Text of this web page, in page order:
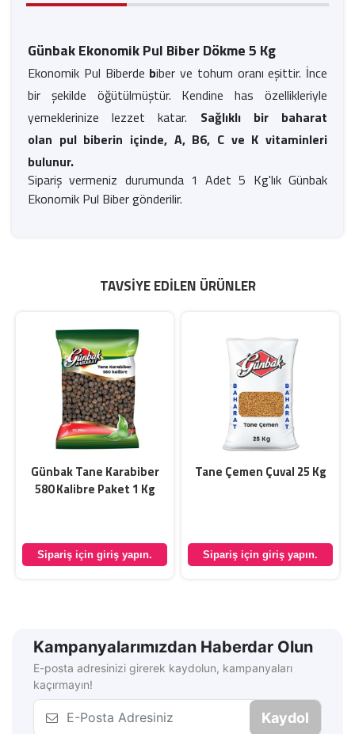
Günbak Ekonomik Pul Biber Dökme 5 Kg
Ekonomik Pul Biberde biber ve tohum oranı eşittir. İnce
bir şekilde öğütülmüştür. Kendine has özellikleriyle
yemeklerinize lezzet katar. Sağlıklı bir baharat
olan pul biberin içinde, A, B6, C ve K vitaminleri
bulunur.
Sipariş vermeniz durumunda 1 Adet 5 Kg'lık Günbak
Ekonomik Pul Biber gönderilir.
TAVSIYE EDILEN ÜRÜNLER
Günbak Tane Karabiber
580 Kalibre Paket 1 Kg
Sipariş için giriş yapın.
Tane Çemen Çuval 25 Kg
Sipariş için giriş yapın.
Kampanyalarımızdan Haberdar Olun
E-posta adresinizi girerek kaydolun, kampanyaları
kaçırmayın!
Kaydol